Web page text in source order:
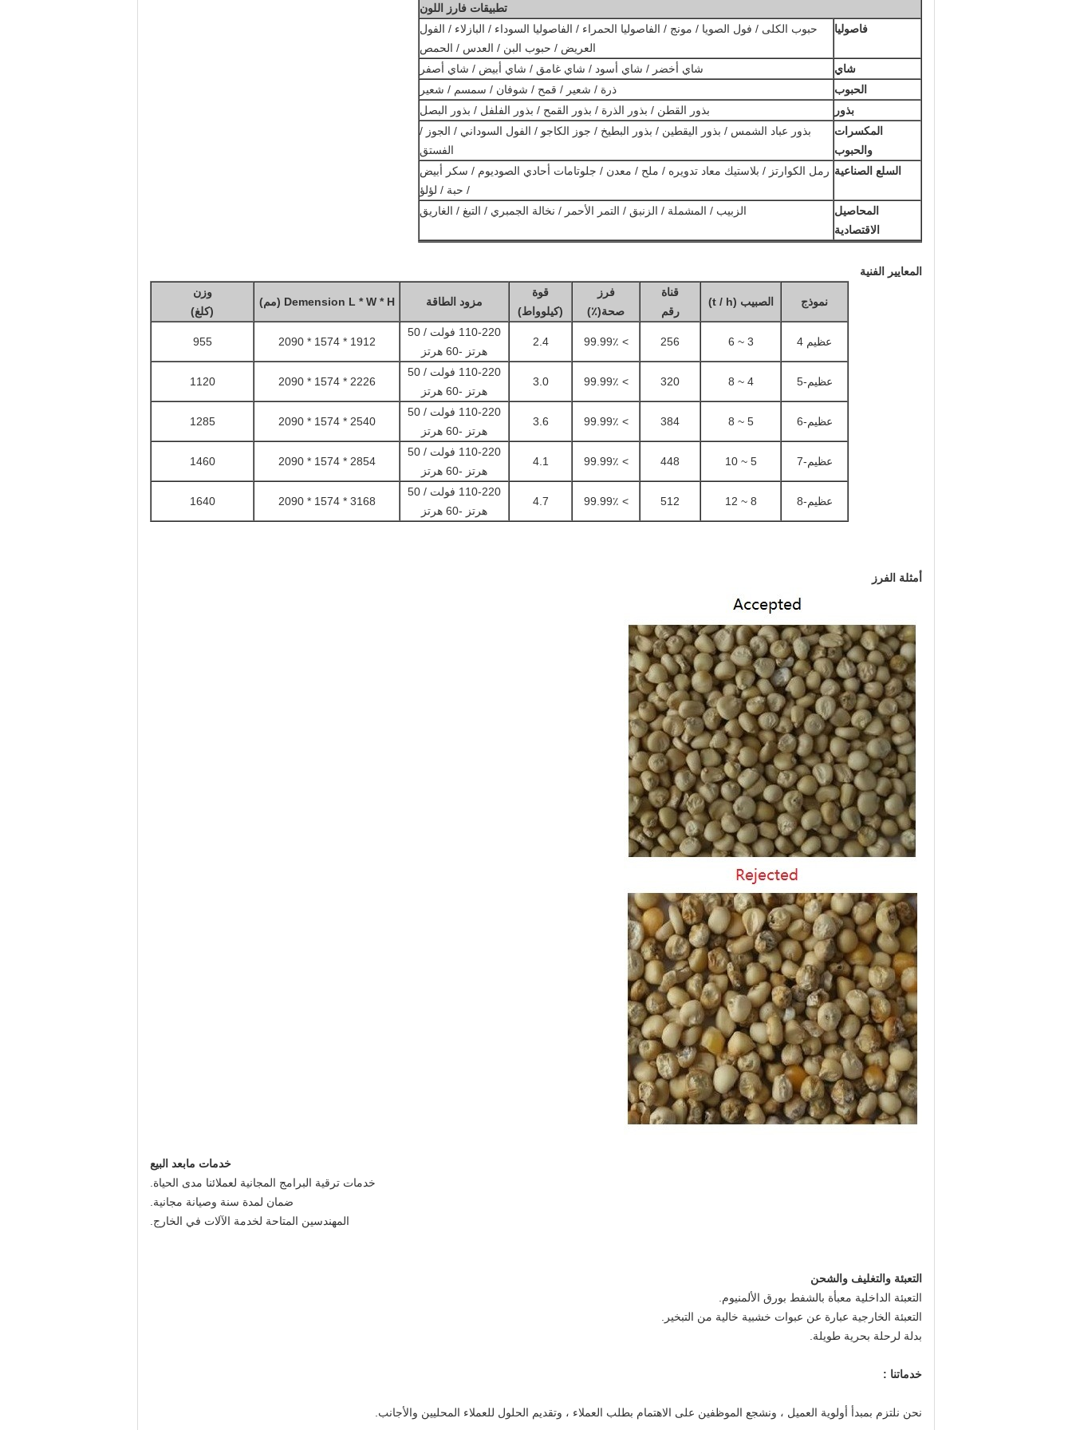
تطبيقات فارز اللون
فاصوليا
حبوب الكلى / فول الصويا / مونج / الفاصوليا الحمراء / الفاصوليا السوداء / البازلاء / الفول
العريض / حبوب البن / العدس / الحمص
شاي
شاي أخضر / شاي أسود / شاي غامق / شاي أبيض / شاي أصفر
الحبوب
ذرة / شعير / قمح / شوفان / سمسم / شعير
بذور
بذور القطن / بذور الذرة / بذور القمح / بذور الفلفل / بذور البصل
المكسرات
والحبوب
بذور عباد الشمس / بذور اليقطين / بذور البطيخ / جوز الكاجو / الفول السوداني / الجوز /
الفستق
السلع الصناعية رمل الكوارتز / بلاستيك معاد تدويره / ملح / معدن / جلوتامات أحادي الصوديوم / سكر أبيض
/ حبة / لؤلؤ
المحاصيل
الاقتصادية
الزبيب / المشملة / الزنبق / التمر الأحمر / نخالة الجمبري / التبغ / الغاريق
المعايير الفنية
نموذج الصبيب (t / h)
قناة
رقم
فرز
صحة(٪)
قوة
(كيلوواط)
مزود الطاقة Demension L * W * H (مم)
وزن
(كلغ)
عظيم 4 3 ~ 6
256 > 99.99٪ 2.4
110-220 فولت / 50
هرتز -60 هرتز
1912 * 1574 * 2090
955
عظيم-5
4 ~ 8
320 > 99.99٪ 3.0
110-220 فولت / 50
هرتز -60 هرتز
2226 * 1574 * 2090
1120
عظيم-6
5 ~ 8
384 > 99.99٪ 3.6
110-220 فولت / 50
هرتز -60 هرتز
2540 * 1574 * 2090
1285
عظيم-7
5 ~ 10
448 > 99.99٪ 4.1
110-220 فولت / 50
هرتز -60 هرتز
2854 * 1574 * 2090
1460
عظيم-8
8 ~ 12
512 > 99.99٪ 4.7
110-220 فولت / 50
هرتز -60 هرتز
3168 * 1574 * 2090
1640
أمثلة الفرز
خدمات مابعد البيع
خدمات ترقية البرامج المجانية لعملائنا مدى الحياة.
ضمان لمدة سنة وصيانة مجانية.
المهندسين المتاحة لخدمة الآلات في الخارج.
التعبئة والتغليف والشحن
التعبئة الداخلية معبأة بالشفط بورق الألمنيوم.
التعبئة الخارجية عبارة عن عبوات خشبية خالية من التبخير.
بدلة لرحلة بحرية طويلة.
خدماتنا :
نحن نلتزم بمبدأ أولوية العميل ، ونشجع الموظفين على الاهتمام بطلب العملاء ، وتقديم الحلول للعملاء المحليين والأجانب.